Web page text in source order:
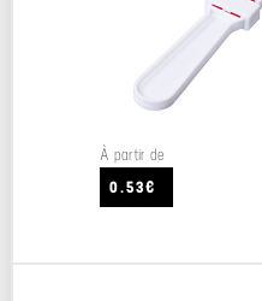
À partir de
0.53€